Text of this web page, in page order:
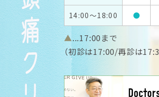
14:00～18:00 ●
▲...17:00まで
（初診は17:00/再診は